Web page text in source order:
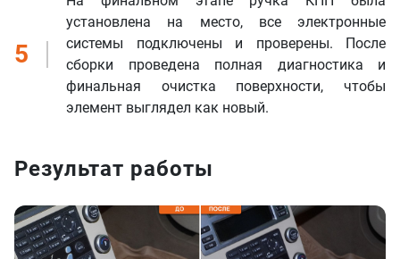
5
установлена на место, все электронные
системы подключены и проверены. После
сборки проведена полная диагностика и
финальная очистка поверхности, чтобы
элемент выглядел как новый.
Результат работы